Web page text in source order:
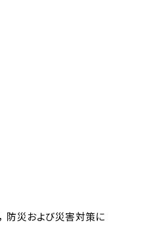
防災および災害対策に